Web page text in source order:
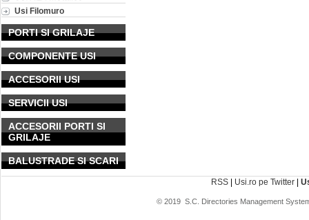
Usi Filomuro
PORTI SI GRILAJE
COMPONENTE USI
ACCESORII USI
SERVICII USI
ACCESORII PORTI SI
GRILAJE
BALUSTRADE SI SCARI
RSS | Usi.ro pe Twitter |
© 2019 S.C. Directories Management